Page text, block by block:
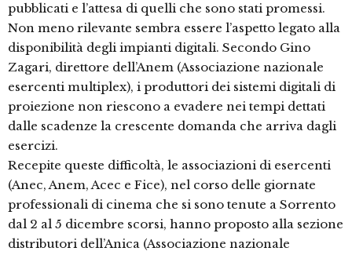
pubblicati e l’attesa di quelli che sono stati promessi.
Non meno rilevante sembra essere l’aspetto legato alla
disponibilità degli impianti digitali. Secondo Gino
Zagari, direttore dell’Anem (Associazione nazionale
esercenti multiplex), i produttori dei sistemi digitali di
proiezione non riescono a evadere nei tempi dettati
dalle scadenze la crescente domanda che arriva dagli
esercizi.
Recepite queste difficoltà, le associazioni di esercenti
(Anec, Anem, Acec e Fice), nel corso delle giornate
professionali di cinema che si sono tenute a Sorrento
dal 2 al 5 dicembre scorsi, hanno proposto alla sezione
distributori dell’Anica (Associazione nazionale